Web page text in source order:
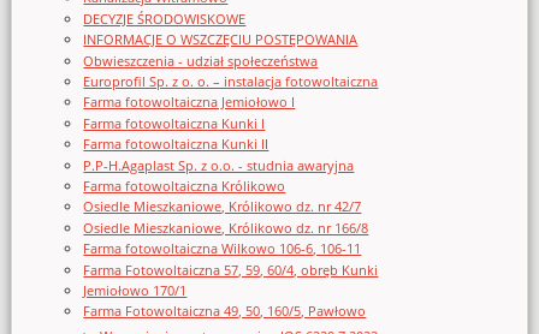
DECYZJE ŚRODOWISKOWE
INFORMACJE O WSZCZĘCIU POSTĘPOWANIA
Obwieszczenia - udział społeczeństwa
Europrofil Sp. z o. o. – instalacja fotowoltaiczna
Farma fotowoltaiczna Jemiołowo I
Farma fotowoltaiczna Kunki I
Farma fotowoltaiczna Kunki II
P.P-H.Agaplast Sp. z o.o. - studnia awaryjna
Farma fotowoltaiczna Królikowo
Osiedle Mieszkaniowe, Królikowo dz. nr 42/7
Osiedle Mieszkaniowe, Królikowo dz. nr 166/8
Farma fotowoltaiczna Wilkowo 106-6, 106-11
Farma Fotowoltaiczna 57, 59, 60/4, obręb Kunki
Jemiołowo 170/1
Farma Fotowoltaiczna 49, 50, 160/5, Pawłowo